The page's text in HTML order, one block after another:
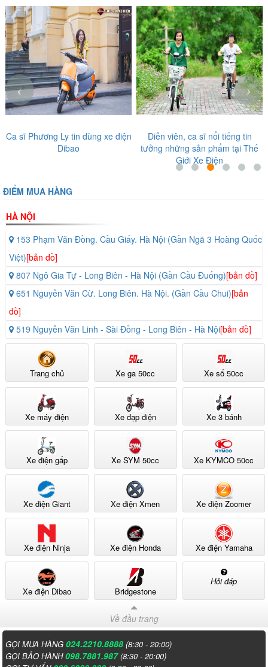
Diễn viên, ca sĩ nổi tiếng tin
tưởng những sản phẩm tại Thế
Nghệ sĩ Giang Còi tin tưởng sản
phẩm tại Thế Giới Xe Điện
‹ ›
ĐIỂM MUA HÀNG
HÀ NỘI
153 Phạm Văn Đồng. Cầu Giấy. Hà Nội (Gần Ngã 3 Hoàng Quốc
Việt)[bản đồ]
807 Ngô Gia Tự - Long Biên - Hà Nội (Gần Cầu Đuống)[bản đồ]
651 Nguyễn Văn Cừ. Long Biên. Hà Nội. (Gần Cầu Chui)[bản
đồ]
519 Nguyễn Văn Linh - Sài Đồng - Long Biên - Hà Nội[bản đồ]
Trang chủ Xe ga 50cc Xe số 50cc
Xe máy điện Xe đạp điện Xe 3 bánh
Xe điện gấp Xe SYM 50cc Xe KYMCO 50cc
Xe điện Giant Xe điện Xmen Xe điện Zoomer
Xe điện Ninja Xe điện Honda Xe điện Yamaha
Xe điện Dibao Bridgestone
Hỏi đáp
Về đầu trang
GỌI MUA HÀNG024.2210.8888 (8:30 - 20:00)
GỌI BẢO HÀNH098.7881.987 (8:30 - 20:00)